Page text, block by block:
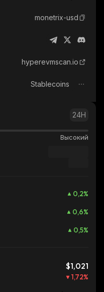
monetrix-usd
hyperevmscan.io
Stablecoins
24H
Высокий
0,2%
0,6%
0,5%
$1,021
1,72%